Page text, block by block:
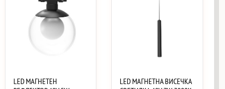
LED МАГНЕТЕН
LED МАГНЕТНА ВИСЕЧКА